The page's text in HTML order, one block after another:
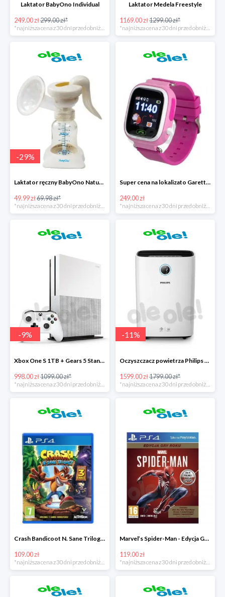
Laktator BabyOno Individual
249.00 zł299.00 zł*
*najniższa cena z 30 dni przed obniżką
Laktator Medela Freestyle
1169.00 zł1299.00 zł*
*najniższa cena z 30 dni przed obniżką
-29%
Laktator ręczny BabyOno Naturel
49.99 zł69.98 zł*
*najniższa cena z 30 dni przed obniżką
Super cena na lokalizato Garett Kids2
249.00 zł
*najniższa cena z 30 dni przed obniżką
-9%
Xbox One S 1TB + Gears 5 Standard Edition + kolekcja gier
998.00 zł1099.00 zł*
-11%
Oczyszczacz powietrza Philips AC2729/50 Combi 2w1
1599.00 zł1799.00 zł*
Crash Bandicoot N. Sane Trilogy PS4 taniej o 40zł
109.00 zł
*najniższa cena z 30 dni przed obniżką
Marvel’s Spider-Man - Edycja GOTY PS4 tanie o 70zł
119.00 zł
*najniższa cena z 30 dni przed obniżką